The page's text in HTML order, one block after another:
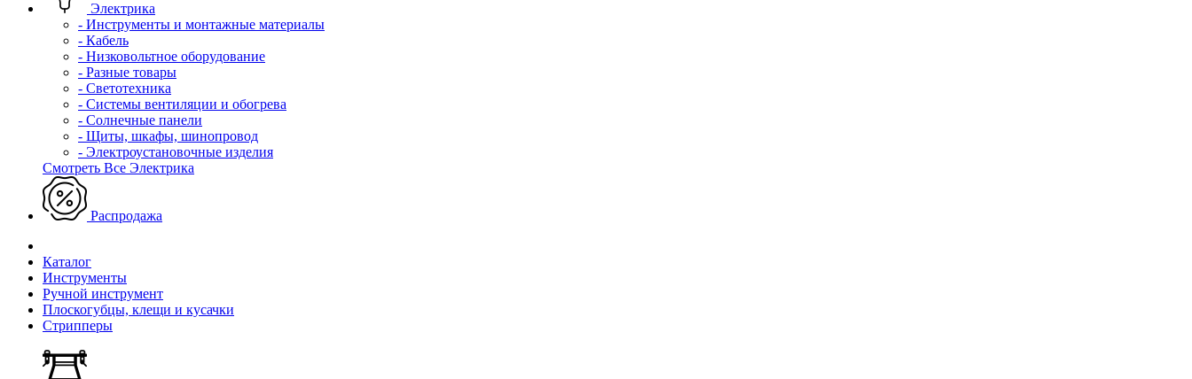
Электрика
- Инструменты и монтажные материалы
- Кабель
- Низковольтное оборудование
- Разные товары
- Светотехника
- Системы вентиляции и обогрева
- Солнечные панели
- Щиты, шкафы, шинопровод
- Электроустановочные изделия
Смотреть Все Электрика
Распродажа
Каталог
Инструменты
Ручной инструмент
Плоскогубцы, клещи и кусачки
Стрипперы